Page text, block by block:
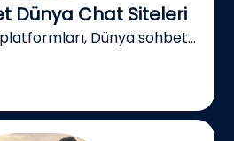
Dünya Chat Siteleri
Dünya sohbet...